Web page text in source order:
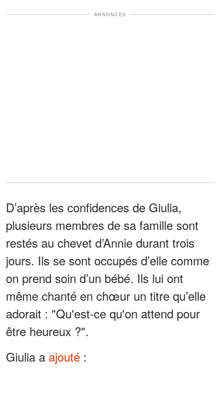
ANNONCES
D’après les confidences de Giulia,
plusieurs membres de sa famille sont
restés au chevet d’Annie durant trois
jours. Ils se sont occupés d’elle comme
on prend soin d’un bébé. Ils lui ont
même chanté en chœur un titre qu’elle
adorait : "Qu'est-ce qu'on attend pour
être heureux ?".
Giulia a ajouté :